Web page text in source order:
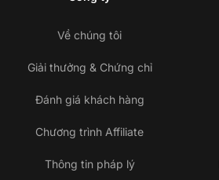
Về chúng tôi
Giải thưởng & Chứng chỉ
Đánh giá khách hàng
Chương trình Affiliate
Thông tin pháp lý